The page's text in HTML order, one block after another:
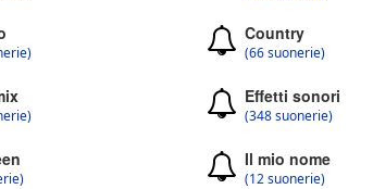
Country
(66 suonerie)
Effetti sonori
(348 suonerie)
Il mio nome
(12 suonerie)